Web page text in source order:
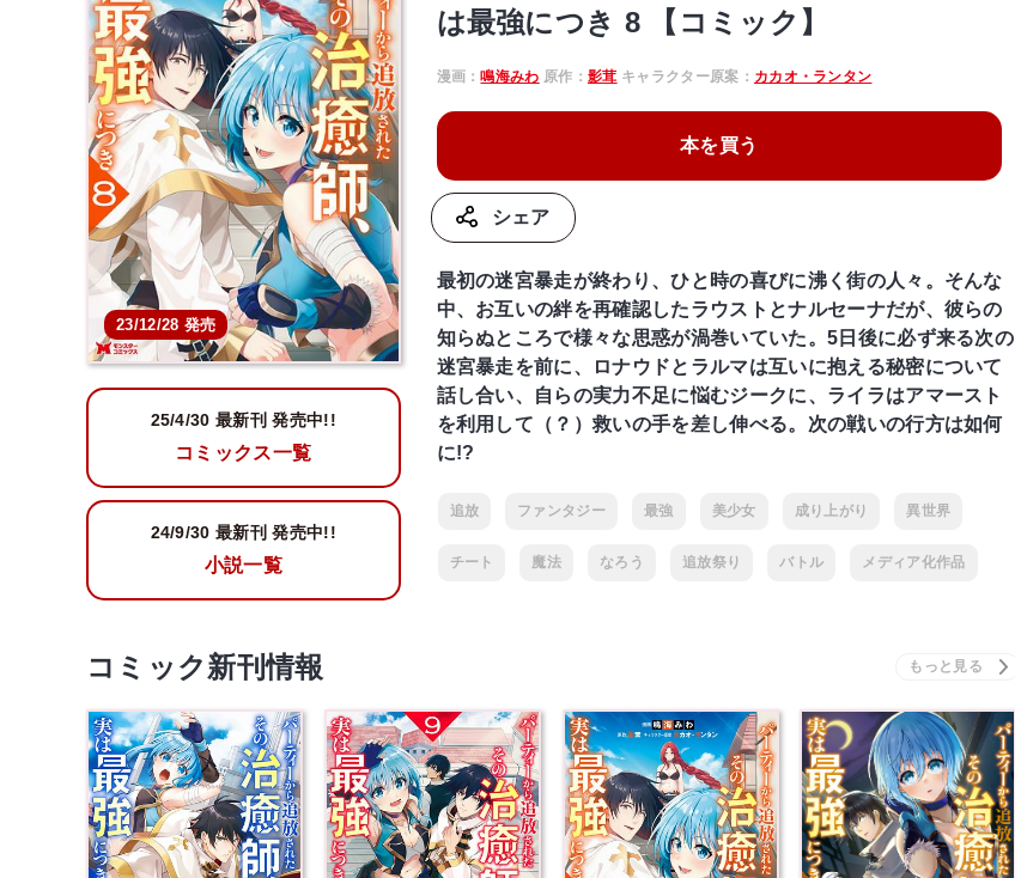
23/12/28 発売
25/4/30 最新刊 発売中!!
コミックス一覧
24/9/30最新刊 発売中!!
小説一覧
は最強につき 8 【コミック】
漫画：鳴海みわ 原作：影茸 キャラクター原案： カカオ・ランタン
本を買う
シェア
最初の迷宮暴走が終わり、ひと時の喜びに沸く街の人々。そんな
中、お互いの絆を再確認したラウストとナルセーナだが、彼らの
知らぬところで様々な思惑が渦巻いていた。5日後に必ず来る次の
迷宮暴走を前に、ロナウドとラルマは互いに抱える秘密について
話し合い、自らの実力不足に悩むジークに、ライラはアマースト
を利用して（？）救いの手を差し伸べる。次の戦いの行方は如何
に!?
追放 ファンタジー 最強 美少女 成り上がり 異世界
チート 魔法 なろう 追放祭り バトル メディア化作品
コミック新刊情報